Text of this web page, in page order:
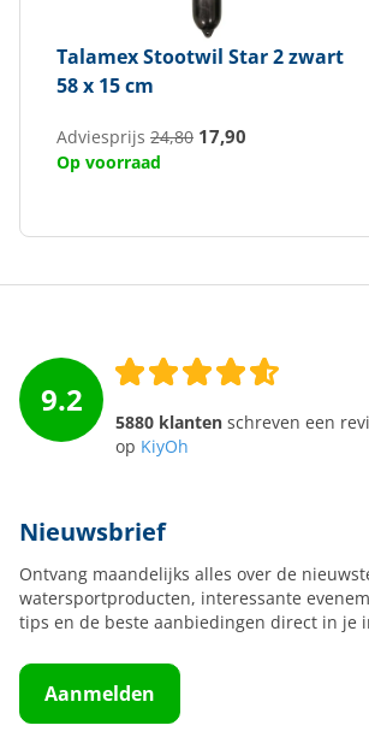
TalamexStootwil Star 2 zwart
58 x 15 cm
Adviesprijs 24,80 17,90
Op voorraad
9.2
5880 klanten schreven een
op KiyOh
Nieuwsbrief
Ontvang maandelijks alles over de
watersportproducten, interessante
tips en de beste aanbiedingen direct in je
Aanmelden